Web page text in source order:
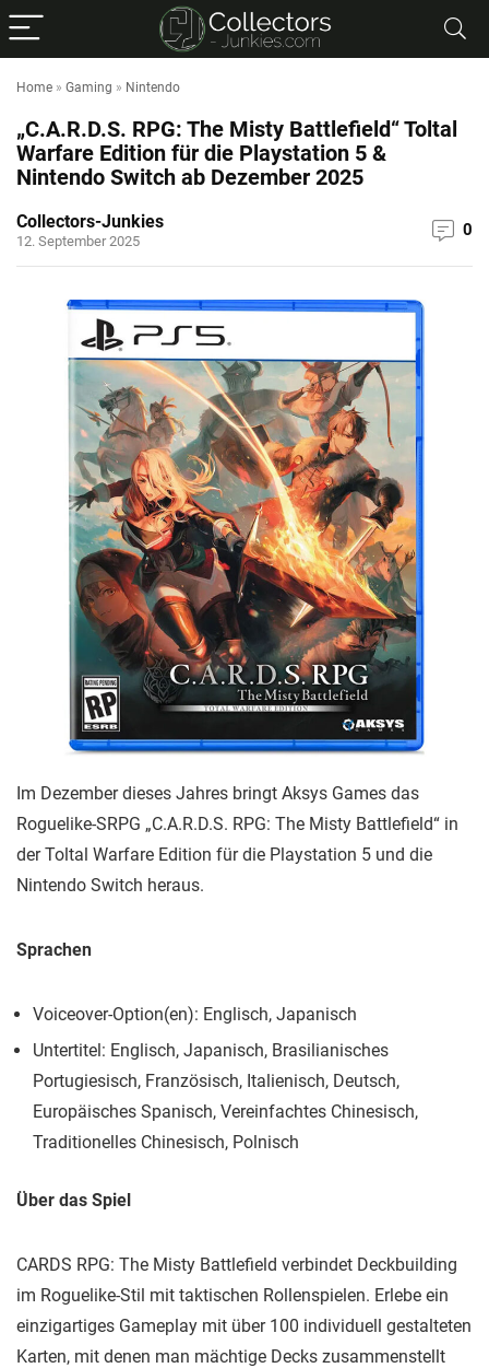
Home » Gaming » Nintendo
„C.A.R.D.S. RPG: The Misty Battlefield“ Toltal
Warfare Edition für die Playstation 5 &
Nintendo Switch ab Dezember 2025
Collectors-Junkies
12. September 2025
0
Im Dezember dieses Jahres bringt Aksys Games das
Roguelike-SRPG „C.A.R.D.S. RPG: The Misty Battlefield“ in
der Toltal Warfare Edition für die Playstation 5 und die
Nintendo Switch heraus.
Sprachen
Voiceover-Option(en): Englisch, Japanisch
Untertitel: Englisch, Japanisch, Brasilianisches
Portugiesisch, Französisch, Italienisch, Deutsch,
Europäisches Spanisch, Vereinfachtes Chinesisch,
Traditionelles Chinesisch, Polnisch
Über das Spiel
CARDS RPG: The Misty Battlefield verbindet Deckbuilding
im Roguelike-Stil mit taktischen Rollenspielen. Erlebe ein
einzigartiges Gameplay mit über 100 individuell gestalteten
Karten, mit denen man mächtige Decks zusammenstellt